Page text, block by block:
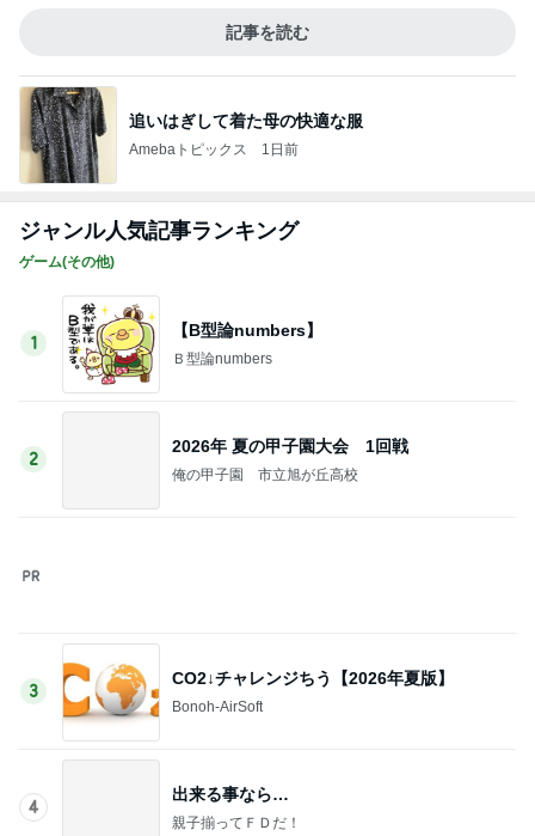
2
俺の甲子園 市立旭が丘高校
3
Bonoh-AirSoft
4
出来る事なら…
親子揃ってＦＤだ！
5
パラチャンス4回目とサマードリームGETキ
ャンペーン
ちびうさのガンバレジェンズブログ
レジェンド松下のなんでもプレゼン！
Amebaトピックス 18時間前
松本 歌謡曲BARへアポなし訪問
Amebaトピックス 1日前